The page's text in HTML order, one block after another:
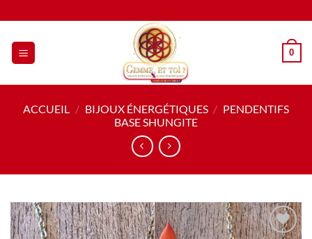
au
contenu
0
ACCUEIL / BIJOUX ÉNERGÉTIQUES / PENDENTIFS
BASE SHUNGITE